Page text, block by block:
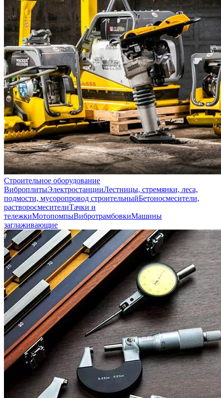
Строительное оборудование
ВиброплитыЭлектростанцииЛестницы, стремянки, леса,
подмости, мусоропровод строительныйБетоносмесители,
растворосмесителиТачки и
тележкиМотопомпыВибротрамбовкиМашины
заглаживающие